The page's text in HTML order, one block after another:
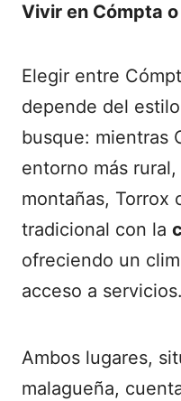
Vivir en Cómpta
Elegir entre
depende del
busque: mientras
entorno más
montañas, Torrox
tradicional con la
ofreciendo un
acceso a servicios.
Ambos lugares,
malagueña,